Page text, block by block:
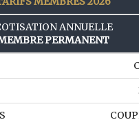
ANNUELLE
PERMANENT